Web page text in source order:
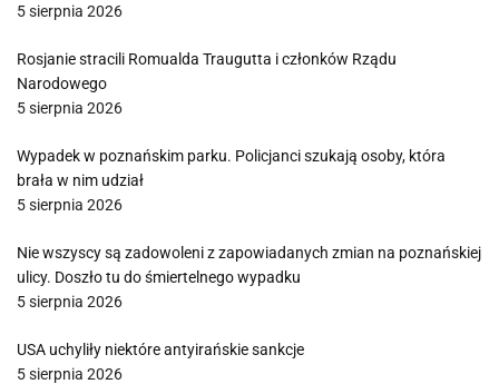
5 sierpnia 2026
Rosjanie stracili Romualda Traugutta i członków Rządu
Narodowego
5 sierpnia 2026
Wypadek w poznańskim parku. Policjanci szukają osoby, która
brała w nim udział
5 sierpnia 2026
Nie wszyscy są zadowoleni z zapowiadanych zmian na poznańskiej
ulicy. Doszło tu do śmiertelnego wypadku
5 sierpnia 2026
USA uchyliły niektóre antyirańskie sankcje
5 sierpnia 2026